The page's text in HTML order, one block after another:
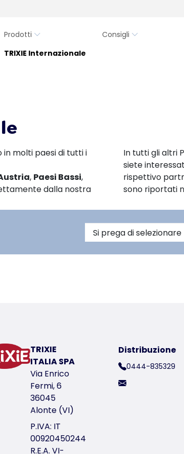
Prodotti Consigli
TRIXIE Internazionale
in molti paesi di tutti i
, Paesi Bassi,
dalla nostra
In tutti gli altri
siete
rispettivo
sono riportati
con le sedi dei rivenditori
TRIXIE
ITALIA SPA
Via Enrico
Fermi, 6
36045
Alonte (VI)
P.IVA: IT
00920450244
R.E.A. VI-
Distribuzione
0444-835329